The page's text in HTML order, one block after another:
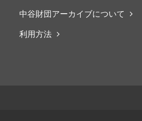
中谷財団アーカイブについて
利用方法